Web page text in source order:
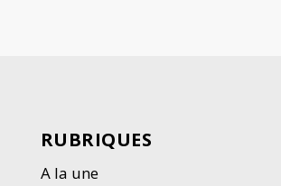
RUBRIQUES
A la une